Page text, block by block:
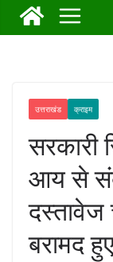
उत्तराखंड क्राइम
सरकारी
आय से
दस्तावेज
बरामद